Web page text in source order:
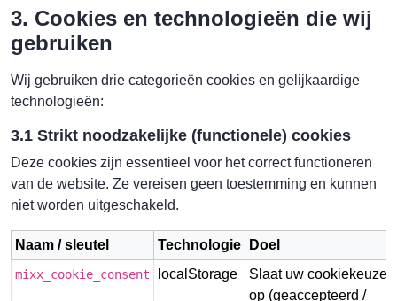
3. Cookies en technologieën die wij
gebruiken
Wij gebruiken drie categorieën cookies en gelijkaardige
technologieën:
3.1 Strikt noodzakelijke (functionele) cookies
Deze cookies zijn essentieel voor het correct functioneren
van de website. Ze vereisen geen toestemming en kunnen
niet worden uitgeschakeld.
Naam / sleutel Technologie Doel
mixx_cookie_consent localStorage
Slaat uw cookiekeuze
op (geaccepteerd /